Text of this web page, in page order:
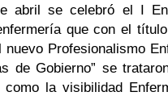
abril se celebró el I
que con el título
Profesionalismo
de Gobierno” se
como la visibilidad